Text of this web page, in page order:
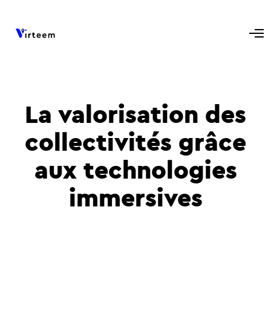
La valorisation des
collectivités grâce
aux technologies
immersives